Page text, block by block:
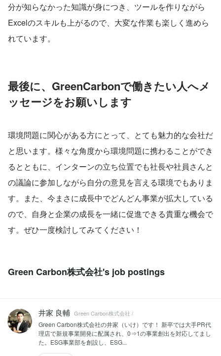
分が知らなかった知識が身につき、ツールを作りながら
Excelのスキルも上がるので、大変な作業も楽しく進めら
れています。
最後に、GreenCarbonで働きたい人へメ
ッセージをお願いします
環境問題に関心がある方にとって、とても魅力的な会社だ
と思います。様々な角度から環境問題に携わることができ
るとともに、インターンの立ち位置でも社長や社員さんと
の議論に参加しながら自分の意見を言える環境でもありま
す。また、今まさに成長中でどんどん事業が拡大している
ので、自身と企業の成長を一緒に促進できる貴重な機会で
す。ぜひ一度検討してみてください！
Green Carbon株式会社's job postings
井家 良輔 Green Carbon株式会社 /
Green Carbon株式会社の井家（いけ）です！ 新卒では大手PR代
理店で新規事業開発に配属され、0⇒1の事業創出を対応してまし
た。ESG事業部を創設し、ESG...